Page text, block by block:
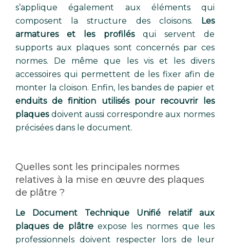
s’applique également aux éléments qui
composent la structure des cloisons.
Les
armatures et les profilésqui servent de
supports aux plaques sont concernés par ces
normes. De même que les vis et les divers
accessoires qui permettent de les fixer afin de
monter la cloison. Enfin, les bandes de papier et
enduits de finition utilisés pour recouvrir les
plaquesdoivent aussi correspondre aux normes
précisées dans le document.
Quelles sont les principales normes
relatives à la mise en œuvre des plaques
de plâtre ?
Le Document Technique Unifié relatif aux
plaques de plâtreexpose les normes que les
professionnels doivent respecter lors de leur